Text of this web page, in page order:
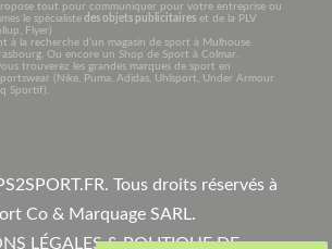
tout pour communiquer pour votre entreprise ou
le spécialistedes objets publicitaireset de la PLV
Flyer)
à la recherche d’un magasin de sport à Mulhouse.
Ou encore un Shop de Sport à Colmar.
trouverez les grandes marques de sport en
(Nike, Puma, Adidas, Uhlsport, Under Armour
Sportif).
Tous droits réservés à
Co & Marquage SARL.
LÉGALES & POLITIQUE DE